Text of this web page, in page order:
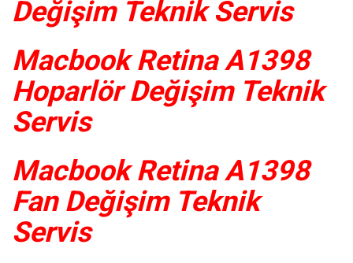
Değişim Teknik Servis
Macbook Retina A1398
Hoparlör Değişim Teknik
Servis
Macbook Retina A1398
Fan Değişim Teknik
Servis